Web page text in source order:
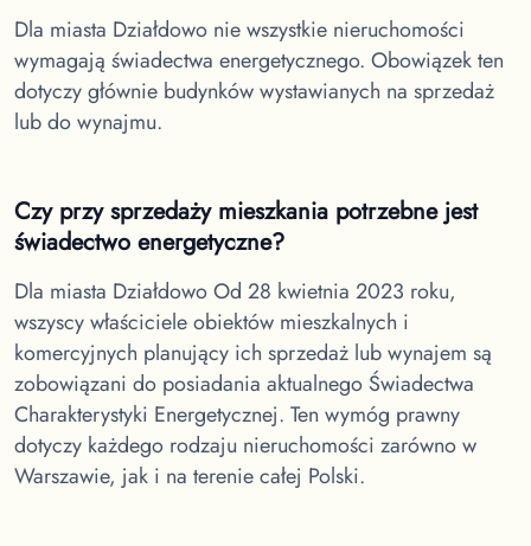
Dla miasta Działdowo nie wszystkie nieruchomości
wymagają świadectwa energetycznego. Obowiązek ten
dotyczy głównie budynków wystawianych na sprzedaż
lub do wynajmu.
Czy przy sprzedaży mieszkania potrzebne jest
świadectwo energetyczne?
Dla miasta DziałdowoOd 28 kwietnia 2023 roku,
wszyscy właściciele obiektów mieszkalnych i
komercyjnych planujący ich sprzedaż lub wynajem są
zobowiązani do posiadania aktualnego Świadectwa
Charakterystyki Energetycznej. Ten wymóg prawny
dotyczy każdego rodzaju nieruchomości zarówno w
Warszawie, jak i na terenie całej Polski.